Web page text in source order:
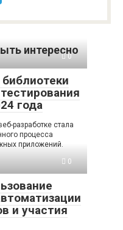
интересно
0
года
разработке стала
процесса
приложений.
0
и участия